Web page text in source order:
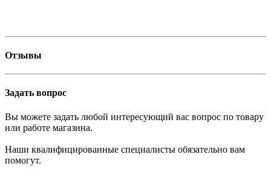
Отзывы
Задать вопрос
Вы можете задать любой интересующий вас вопрос по товару
или работе магазина.
Наши квалифицированные специалисты обязательно вам
помогут.